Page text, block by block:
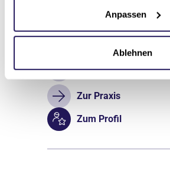
Anpassen
Ablehnen
030 4220683-0209
Termin vereinbaren
Zur Praxis
Zum Profil